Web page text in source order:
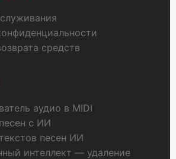
средств
аудио в MIDI
с ИИ
песен ИИ
интеллект — удаление